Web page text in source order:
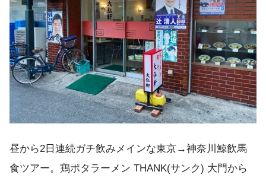
昼から2日連続ガチ飲みメインな東京→神奈川鯨飲馬
食ツアー。鶏ポタラーメン THANK(サンク) 大門から